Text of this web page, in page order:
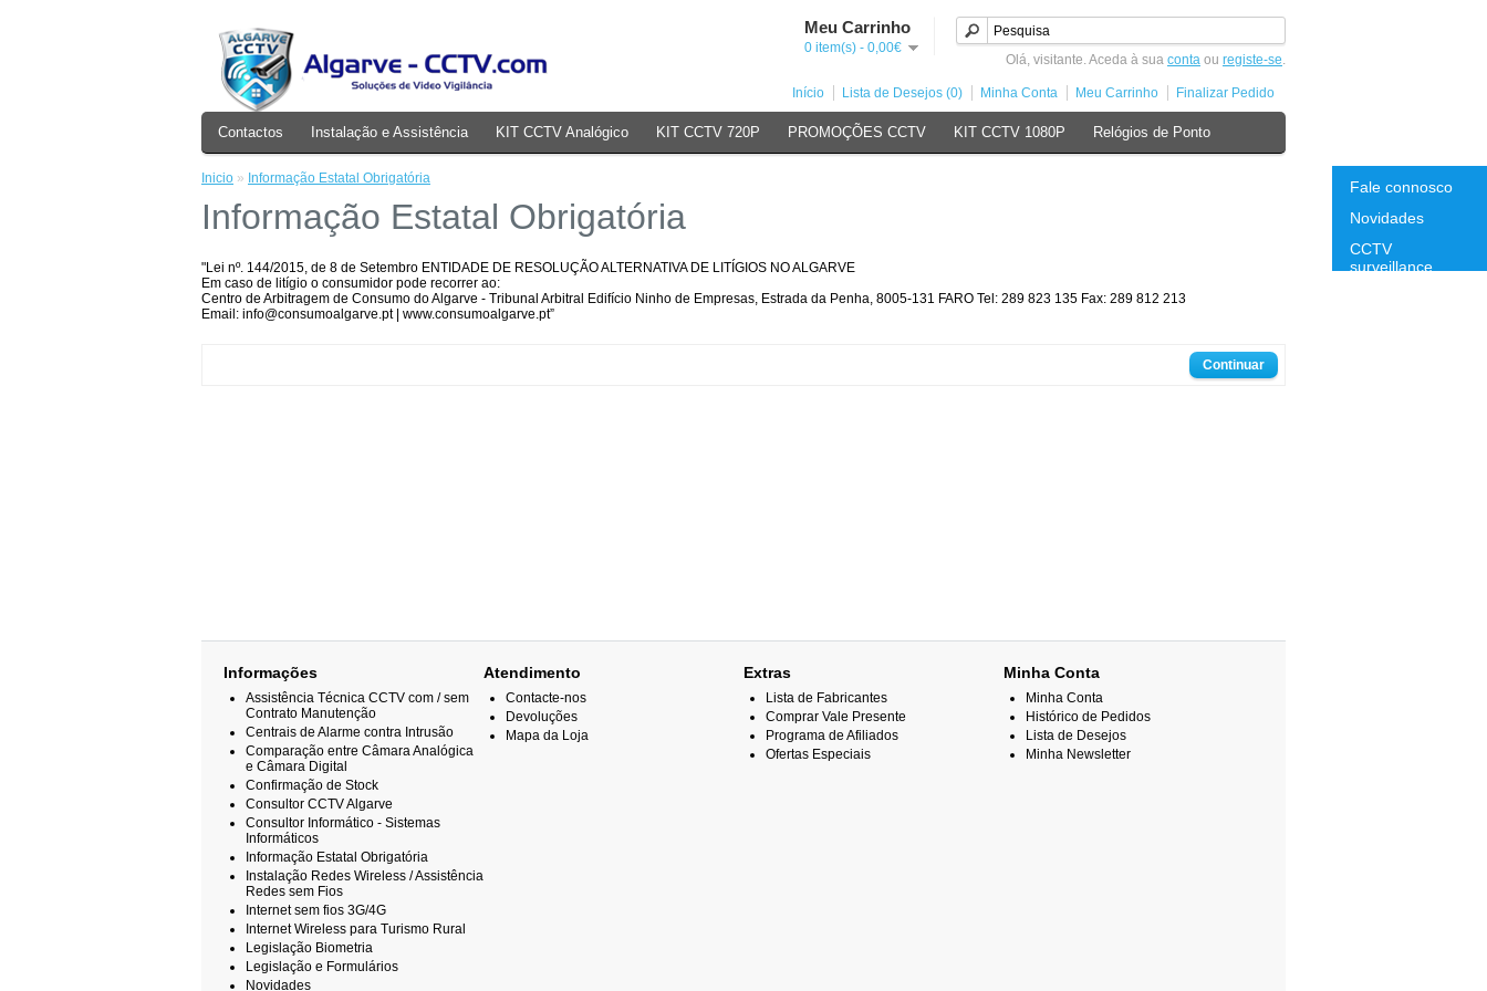
Meu Carrinho
0 item(s) - 0,00€
Olá, visitante. Aceda à sua conta ou registe-se.
Início Lista de Desejos (0) Minha Conta Meu Carrinho Finalizar Pedido
Contactos Instalação e Assistência KIT CCTV Analógico KIT CCTV 720P PROMOÇÕES CCTV KIT CCTV 1080P Relógios de Ponto
Fale connosco
Novidades
CCTV
surveillance
Inicio » Informação Estatal Obrigatória
Informação Estatal Obrigatória
"Lei nº. 144/2015, de 8 de Setembro ENTIDADE DE RESOLUÇÃO ALTERNATIVA DE LITÍGIOS NO ALGARVE
Em caso de litígio o consumidor pode recorrer ao:
Centro de Arbitragem de Consumo do Algarve - Tribunal Arbitral Edifício Ninho de Empresas, Estrada da Penha, 8005-131 FARO Tel: 289 823 135 Fax: 289 812 213
Email: info@consumoalgarve.pt | www.consumoalgarve.pt”
Continuar
Informações
Assistência Técnica CCTV com / sem
Contrato Manutenção
Centrais de Alarme contra Intrusão
Comparação entre Câmara Analógica
e Câmara Digital
Confirmação de Stock
Consultor CCTV Algarve
Consultor Informático - Sistemas
Informáticos
Informação Estatal Obrigatória
Instalação Redes Wireless / Assistência
Redes sem Fios
Internet sem fios 3G/4G
Internet Wireless para Turismo Rural
Legislação Biometria
Legislação e Formulários
Novidades
Atendimento
Contacte-nos
Devoluções
Mapa da Loja
Extras
Lista de Fabricantes
Comprar Vale Presente
Programa de Afiliados
Ofertas Especiais
Minha Conta
Minha Conta
Histórico de Pedidos
Lista de Desejos
Minha Newsletter